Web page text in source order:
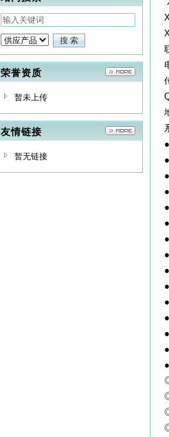
荣誉资质
暂未上传
友情链接
暂无链接